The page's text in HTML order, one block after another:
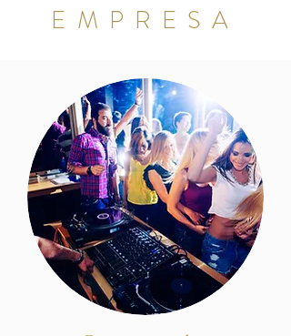
EMPRESA